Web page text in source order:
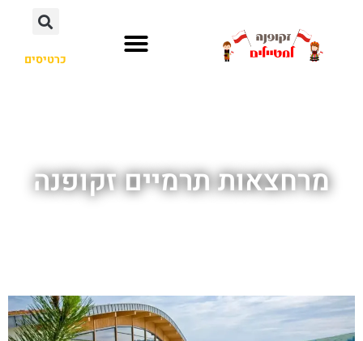
כרטיסים
מרחצאות תרמיים זקופנה